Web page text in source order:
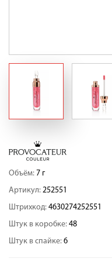
Объём: 7 г
Артикул: 252551
Штрихкод: 4630274252551
Штук в коробке: 48
Штук в спайке: 6